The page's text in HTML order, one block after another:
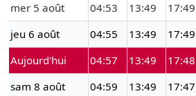
mer 5 août
04:53 13:49 17:49
jeu 6 août
04:55 13:49 17:49
Aujourd'hui
04:57 13:49 17:48
sam 8 août
04:59 13:49 17:47